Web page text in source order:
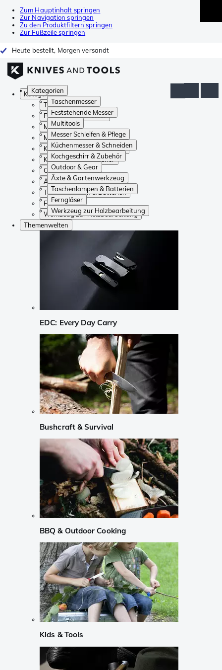
Zum Hauptinhalt springen
Zur Navigation springen
Zu den Produktfiltern springen
Zur Fußzeile springen
Heute bestellt, Morgen versandt
Kategorien
Taschenmesser
Feststehende Messer
Multitools
Messer Schleifen & Pflege
Küchenmesser & Schneiden
Kochgeschirr & Zubehör
Outdoor & Gear
Äxte & Gartenwerkzeug
Taschenlampen & Batterien
Ferngläser
Werkzeug zur Holzbearbeitung
Kategorien
Taschenmesser
Feststehende Messer
Multitools
Messer Schleifen & Pflege
Küchenmesser & Schneiden
Kochgeschirr & Zubehör
Outdoor & Gear
Äxte & Gartenwerkzeug
Taschenlampen & Batterien
Ferngläser
Werkzeug zur Holzbearbeitung
Themenwelten
EDC: Every Day Carry
Bushcraft & Survival
BBQ & Outdoor Cooking
Kids & Tools